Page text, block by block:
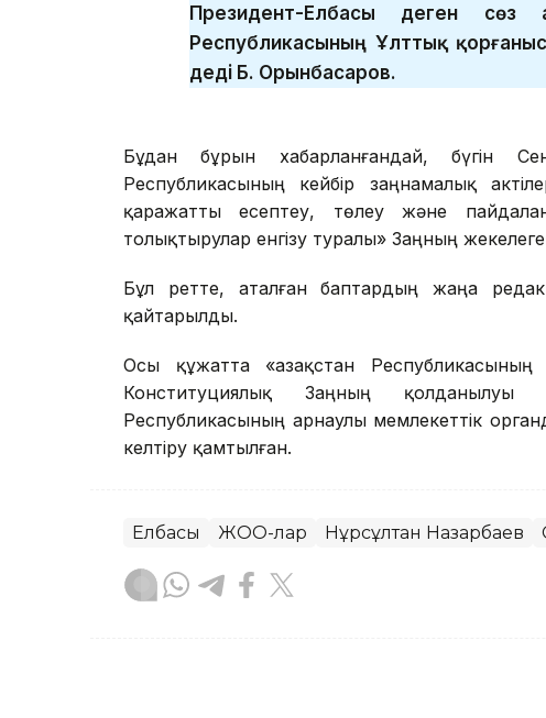
Президент-Елбасы деген сөз
Республикасының Ұлттық
деді Б. Орынбасаров.
Бұдан бұрын хабарланғандай, бүгін
Республикасының кейбір заңнамалық
қаражатты есептеу, төлеу және
толықтырулар енгізу туралы» Заңның
Бұл ретте, аталған баптардың жаңа
қайтарылды.
Осы құжатта «Қазақстан
Конституциялық Заңның қолданылуы
Республикасының арнаулы мемлекеттік
келтіру қамтылған.
Елбасы ЖОО-лар Нұрсұлтан Назарбаев